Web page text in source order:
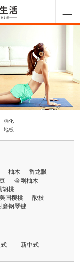
强化
地板
柚木
番龙眼
金刚柚木
胡桃
国樱桃
酸枝
磨钢琴键
新中式